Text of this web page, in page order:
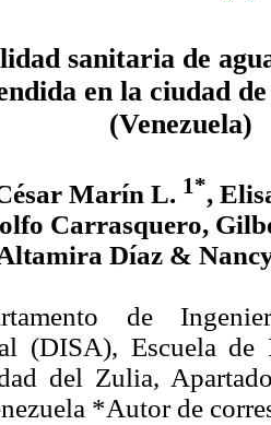
sanitaria de
en la ciudad
(Venezuela)
Marín L. 1*,
Carrasquero,
Díaz &
de
(DISA), Escuela
del Zulia,
*Autor de